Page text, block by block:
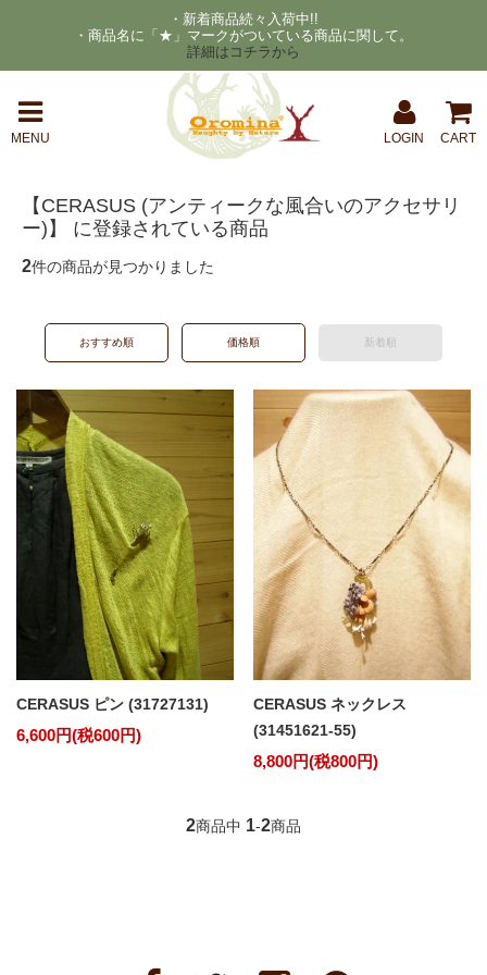
・新着商品続々入荷中!!
・商品名に「★」マークがついている商品に関して。
詳細はコチラから
MENU LOGIN CART
【CERASUS (アンティークな風合いのアクセサリ
ー)】 に登録されている商品
2件の商品が見つかりました
おすすめ順 価格順 新着順
CERASUS ピン (31727131)
6,600円(税600円)
CERASUS ネックレス
(31451621-55)
8,800円(税800円)
2商品中 1-2商品